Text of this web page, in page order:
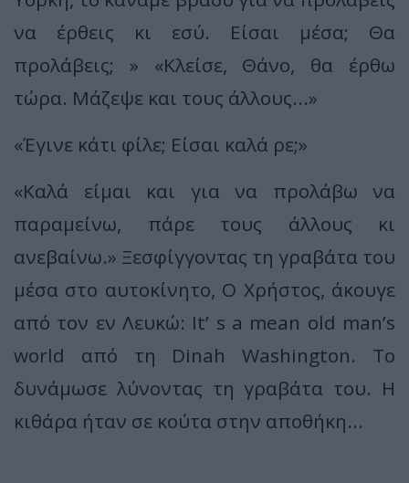
να έρθεις κι εσύ. Είσαι μέσα; Θα
προλάβεις; » «Κλείσε, Θάνο, θα έρθω
τώρα. Μάζεψε και τους άλλους...»
«Έγινε κάτι φίλε; Είσαι καλά ρε;»
«Καλά είμαι και για να προλάβω να
παραμείνω, πάρε τους άλλους κι
ανεβαίνω.» Ξεσφίγγοντας τη γραβάτα του
μέσα στο αυτοκίνητο, Ο Χρήστος, άκουγε
από τον εν Λευκώ: It’ s a mean old man’s
world από τη Dinah Washington. Το
δυνάμωσε λύνοντας τη γραβάτα του. Η
κιθάρα ήταν σε κούτα στην αποθήκη...